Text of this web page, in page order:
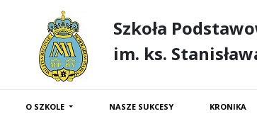
Szkoła
im. ks.
O SZKOLE NASZE SUKCESY KRONIKA